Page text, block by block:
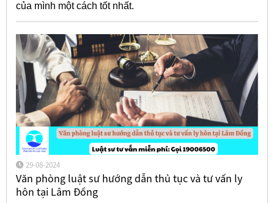
của mình một cách tốt nhất.
29-08-2024
Văn phòng luật sư hướng dẫn thủ tục và tư vấn ly
hôn tại Lâm Đồng